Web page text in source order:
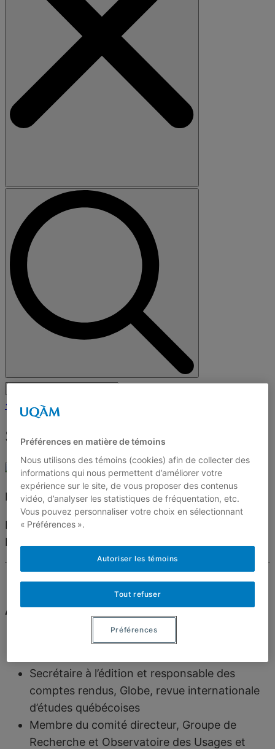
<< Revenir à l'équipe
Stéfany Boisvert
Professeure,
École des médias, Université du Québec à
Montréal
Activités professionnelles principales
Professeure, École des médias, Université du
Secrétaire à l’édition et responsable des
comptes rendus, Globe, revue internationale
d’études québécoises
Membre du comité directeur, Groupe de
Recherche et Observatoire des Usages et
Préférences en matière de témoins
Nous utilisons des témoins (cookies) afin de collecter des
informations qui nous permettent d’améliorer votre
expérience sur le site, de vous proposer des contenus
vidéo, d’analyser les statistiques de fréquentation, etc.
Vous pouvez personnaliser votre choix en sélectionnant
« Préférences ».
Tout refuser
Autoriser les témoins
Préférences